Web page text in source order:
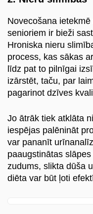
Novecošana
senioriem ir bieži
Hroniska nieru
process, kas sākas
līdz pat to pilnīgai
izārstēt, taču, par
pagarinot dzīves
Jo ātrāk tiek atklāta
iespējas palēnināt
var pananīt
paaugstinātas
zudums, slikta dūša
diēta var būt ļoti